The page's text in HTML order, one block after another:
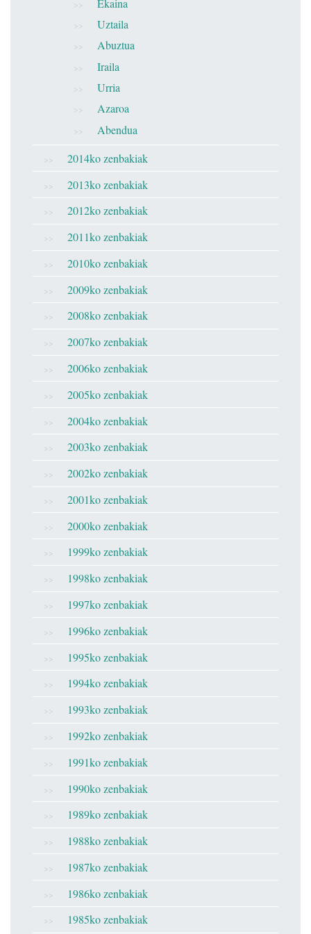
Uztaila
Abuztua
Iraila
Urria
Azaroa
Abendua
2014ko zenbakiak
2013ko zenbakiak
2012ko zenbakiak
2011ko zenbakiak
2010ko zenbakiak
2009ko zenbakiak
2008ko zenbakiak
2007ko zenbakiak
2006ko zenbakiak
2005ko zenbakiak
2004ko zenbakiak
2003ko zenbakiak
2002ko zenbakiak
2001ko zenbakiak
2000ko zenbakiak
1999ko zenbakiak
1998ko zenbakiak
1997ko zenbakiak
1996ko zenbakiak
1995ko zenbakiak
1994ko zenbakiak
1993ko zenbakiak
1992ko zenbakiak
1991ko zenbakiak
1990ko zenbakiak
1989ko zenbakiak
1988ko zenbakiak
1987ko zenbakiak
1986ko zenbakiak
1985ko zenbakiak